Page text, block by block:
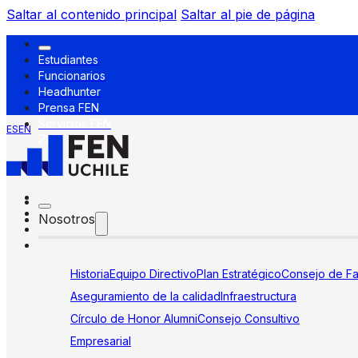
Saltar al contenido principal Saltar al pie de página
Estudiantes
Funcionarios
Headhunter
Prensa FEN
ESEN
Nosotros
HistoriaEquipo DirectivoPlan EstratégicoConsejo de
Aseguramiento de la calidadInfraestructura
Círculo de Honor AlumniConsejo Consultivo
Empresarial